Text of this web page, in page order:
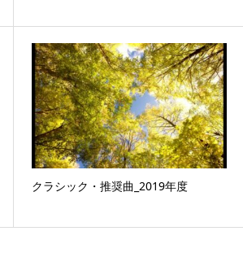
クラシック・推奨曲_2019年度